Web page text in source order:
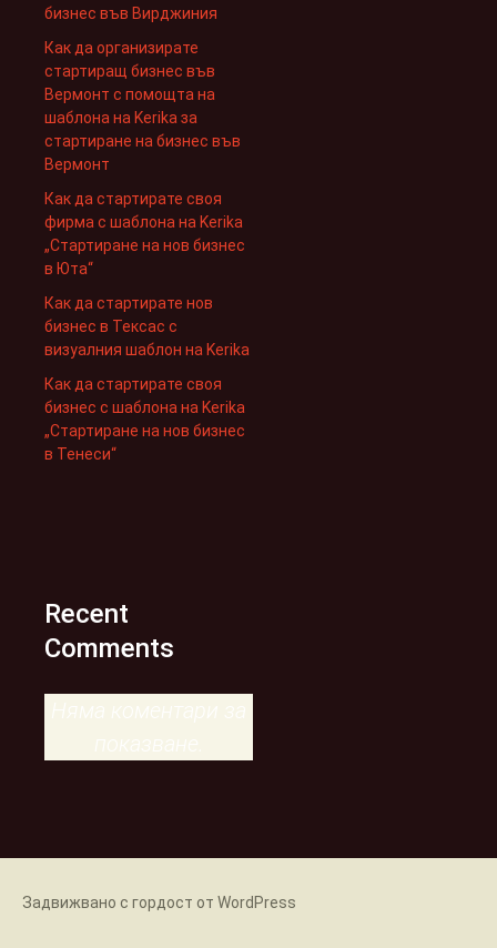
бизнес във Вирджиния
Как да организирате
стартиращ бизнес във
Вермонт с помощта на
шаблона на Kerika за
стартиране на бизнес във
Вермонт
Как да стартирате своя
фирма с шаблона на Kerika
„Стартиране на нов бизнес
в Юта“
Как да стартирате нов
бизнес в Тексас с
визуалния шаблон на Kerika
Как да стартирате своя
бизнес с шаблона на Kerika
„Стартиране на нов бизнес
в Тенеси“
Recent
Comments
Няма коментари за
показване.
Задвижвано с гордост от WordPress